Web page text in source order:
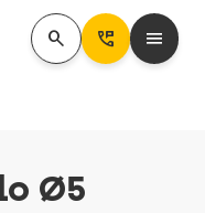
search Perm_Phone_Msg menu
Ø5